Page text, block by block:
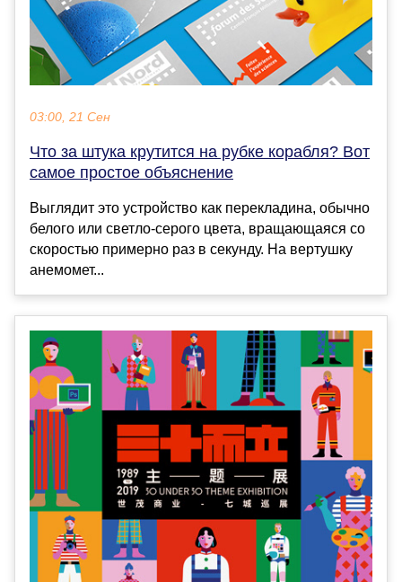
03:00, 21 Сен
Что за штука крутится на рубке корабля? Вот
самое простое объяснение
Выглядит это устройство как перекладина, обычно
белого или светло-серого цвета, вращающаяся со
скоростью примерно раз в секунду. На вертушку
анемомет...